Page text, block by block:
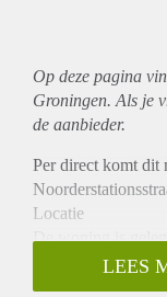
Op deze pagina
Groningen. Als je
de aanbieder.
Per direct komt dit
Locatie
De woning is
enkele minuten
In de directe
LEES